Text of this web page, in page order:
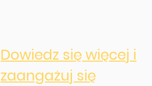
Dowiedz się więcej i
zaangażuj się